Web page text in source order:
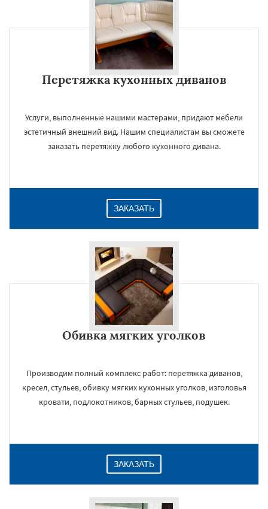
Перетяжка кухонных диванов
Услуги, выполненные нашими мастерами, придают мебели
эстетичный внешний вид. Нашим специалистам вы сможете
заказать перетяжку любого кухонного дивана.
ЗАКАЗАТЬ
Обивка мягких уголков
Производим полный комплекс работ: перетяжка диванов,
кресел, стульев, обивку мягких кухонных уголков, изголовья
кровати, подлокотников, барных стульев, подушек.
ЗАКАЗАТЬ